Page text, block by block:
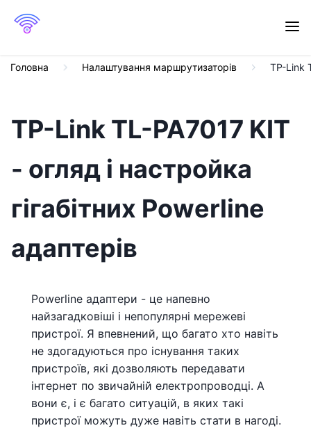
Головна Налаштування маршрутизаторів TP-Link
TP-Link TL-PA7017 KIT
- огляд і настройка
гігабітних Powerline
адаптерів
Powerline адаптери - це напевно
найзагадковіші і непопулярні мережеві
пристрої. Я впевнений, що багато хто навіть
не здогадуються про існування таких
пристроїв, які дозволяють передавати
інтернет по звичайній електропроводці. А
вони є, і є багато ситуацій, в яких такі
пристрої можуть дуже навіть стати в нагоді.